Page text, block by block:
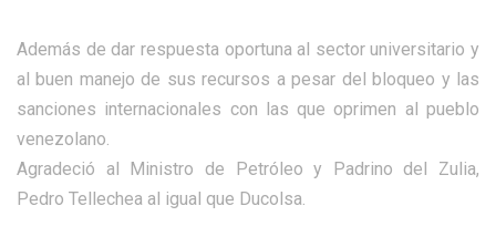
Además de dar respuesta oportuna al sector universitario y
al buen manejo de sus recursos a pesar del bloqueo y las
sanciones internacionales con las que oprimen al pueblo
venezolano.
Agradeció al Ministro de Petróleo y Padrino del Zulia,
Pedro Tellechea al igual que Ducolsa.